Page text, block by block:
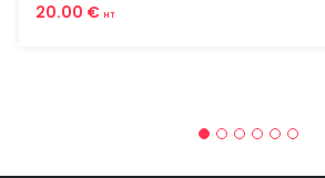
20.00 € HT